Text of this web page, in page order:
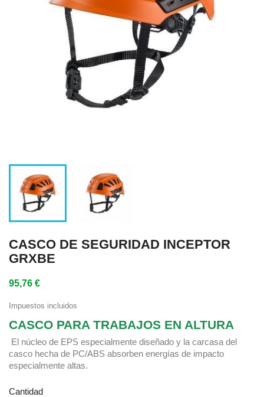
CASCO DE SEGURIDAD INCEPTOR
GRXBE
95,76 €
Impuestos incluidos
CASCO PARA TRABAJOS EN ALTURA
El núcleo de EPS especialmente diseñado y la carcasa del
casco hecha de PC/ABS absorben energías de impacto
especialmente altas.
Cantidad